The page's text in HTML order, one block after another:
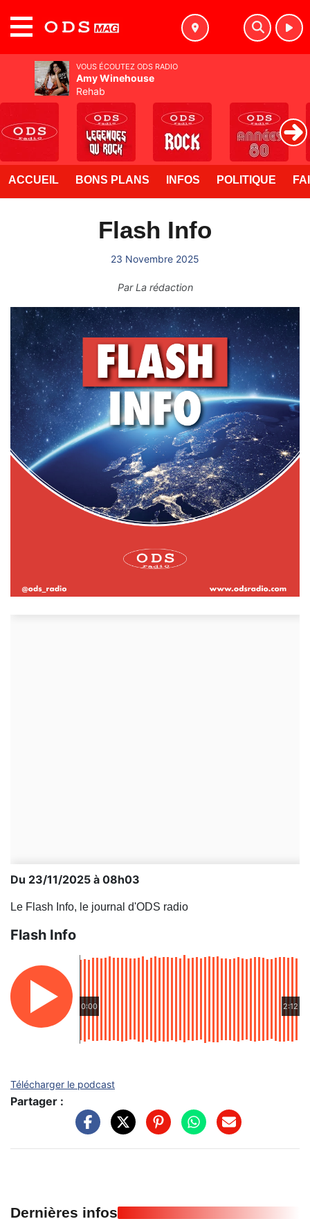
ACCUEIL BONS PLANS INFOS POLITIQUE
Flash Info
23 Novembre 2025
ParLa rédaction
Du 23/11/2025 à 08h03
Le Flash Info, le journal d'ODS radio
Flash Info
0:00 2:12
Télécharger le podcast
Partager :
Dernières infos
VOUS ÉCOUTEZ ODS RADIO
Amy Winehouse
Rehab